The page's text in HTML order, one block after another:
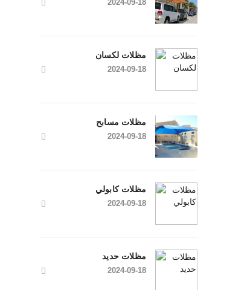
2024-09-18
مظلات لكسان
2024-09-18
مظلات مسابح
2024-09-18
مظلات كابولي
2024-09-18
مظلات حديد
2024-09-18